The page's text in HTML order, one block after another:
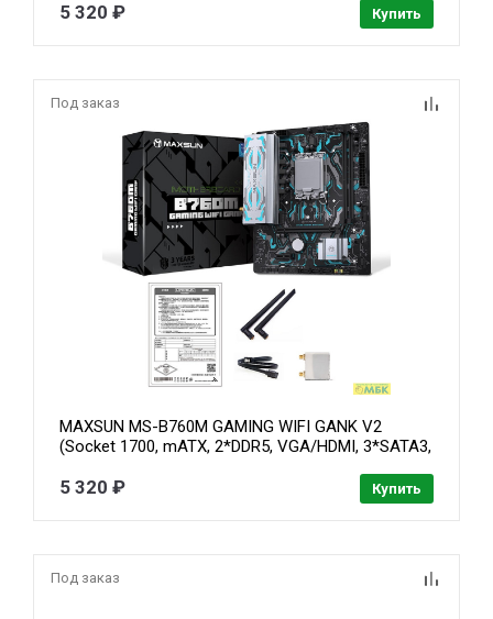
4*USB 3.2 Gen1, LAN 1*2,5G, black-red, RTL)
5 320 ₽ Купить
Под заказ
MAXSUN MS-B760M GAMING WIFI GANK V2
(Socket 1700, mATX, 2*DDR5, VGA/HDMI, 3*SATA3,
3.2 GEN 2, LAN 1*1G, Bluetooth, Wi-Fi 802.11ax,
5 320 ₽ Купить
Под заказ